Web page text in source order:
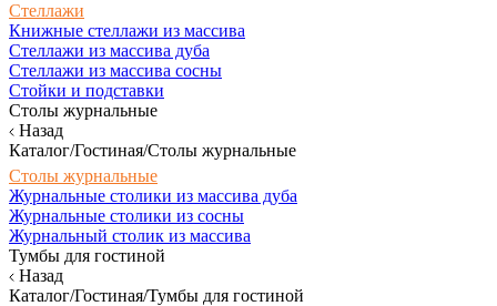
Стеллажи
Книжные стеллажи из массива
Стеллажи из массива дуба
Стеллажи из массива сосны
Стойки и подставки
Столы журнальные
Назад
Каталог/Гостиная/Столы журнальные
Столы журнальные
Журнальные столики из массива дуба
Журнальные столики из сосны
Журнальный столик из массива
Тумбы для гостиной
Назад
Каталог/Гостиная/Тумбы для гостиной